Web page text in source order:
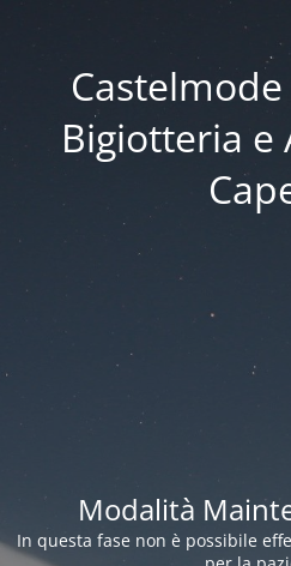
Bigiotteria e
Modalità
In questa fase non è possibile